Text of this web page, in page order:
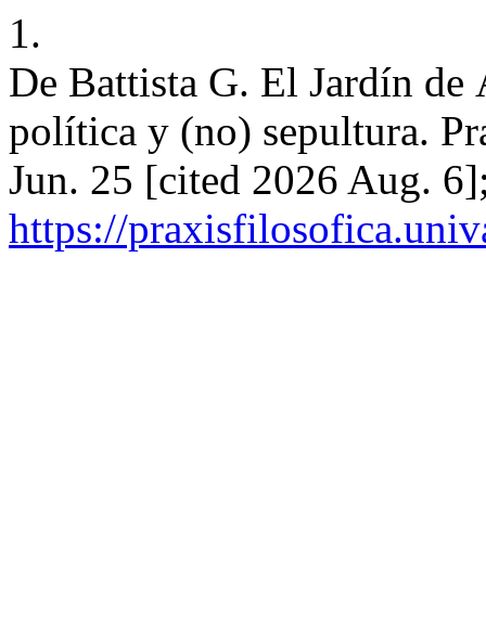
1.
De Battista G. El Jardín
política y (no) sepultura.
Jun. 25 [cited 2026 Aug.
https://